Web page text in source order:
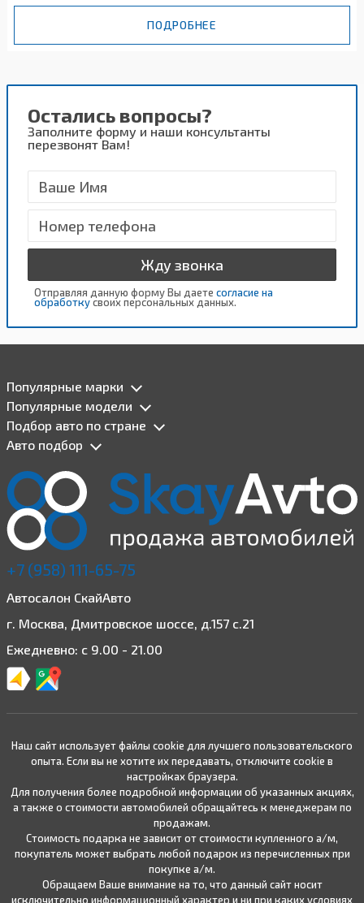
ПОДРОБНЕЕ
Остались вопросы?
Заполните форму и наши консультанты
перезвонят Вам!
Жду звонка
Отправляя данную форму Вы даете согласие на
обработкусвоих персональных данных.
Популярные марки
Популярные модели
Подбор авто по стране
Авто подбор
+7 (958) 111-65-75
Автосалон СкайАвто
г. Москва, Дмитровское шоссе, д.157 с.21
Ежедневно: с 9.00 - 21.00
Наш сайт использует файлы cookie для лучшего пользовательского
опыта. Если вы не хотите их передавать, отключите cookie в
настройках браузера.
Для получения более подробной информации об указанных акциях,
а также о стоимости автомобилей обращайтесь к менеджерам по
продажам.
Стоимость подарка не зависит от стоимости купленного а/м,
покупатель может выбрать любой подарок из перечисленных при
покупке а/м.
Обращаем Ваше внимание на то, что данный сайт носит
исключительно информационный характер и ни при каких условиях